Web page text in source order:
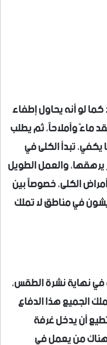
لو أنه يحاول إطفاء
ماءً وأملاحاً، ثم يطلب
تبدأ الكلى في
والعمل الطويل
الكلى، خصوصاً بين
في مناطق لا تملك
في نهاية نشرة الطقس،
الجميع هذا الدفاع
أن يدخل غرفة
من يعمل في